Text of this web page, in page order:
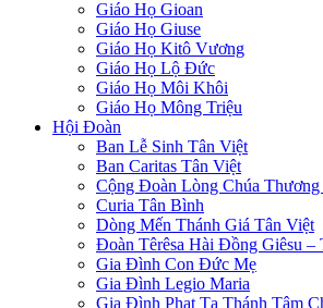
Giáo Họ Gioan
Giáo Họ Giuse
Giáo Họ Kitô Vương
Giáo Họ Lộ Đức
Giáo Họ Môi Khôi
Giáo Họ Mông Triệu
Hội Đoàn
Ban Lễ Sinh Tân Việt
Ban Caritas Tân Việt
Cộng Đoàn Lòng Chúa
Curia Tân Bình
Dòng Mến Thánh Giá Tân Việt
Đoàn Têrêsa Hài Đồng Giêsu –
Gia Đình Con Đức Mẹ
Gia Đình Legio Maria
Gia Đình Phạt Tạ Thánh Tâm